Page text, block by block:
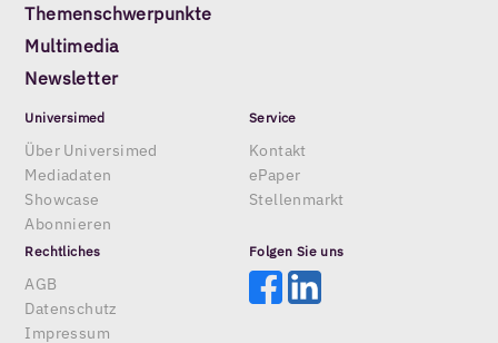
Themenschwerpunkte
Multimedia
Newsletter
Universimed
Über Universimed
Mediadaten
Showcase
Abonnieren
Service
Kontakt
ePaper
Stellenmarkt
Rechtliches
AGB
Datenschutz
Impressum
Folgen Sie uns